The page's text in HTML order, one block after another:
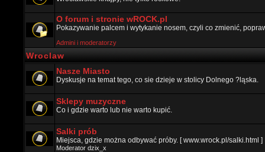
O forum i stronie wROCK.pl
Pokazywanie palcem i wytykanie nosem, czyli co zmienić,
Admini i moderatorzy
Wroclaw
Nasze Miasto
Dyskusje na temat tego, co sie dzieje w stolicy Dolnego ?ląska.
Sklepy muzyczne
Co i gdzie warto lub nie warto kupić.
Salki prób
Miejsca, gdzie można odbywać próby. [ www.wrock.pl/salki.html ]
Moderator dzix_x